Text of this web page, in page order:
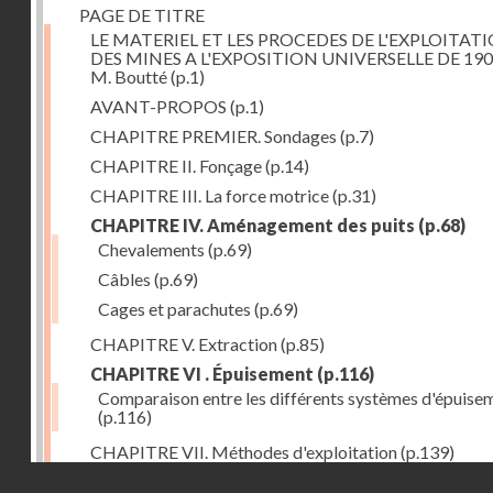
PAGE DE TITRE
LE MATERIEL ET LES PROCEDES DE
DES MINES A L'EXPOSITION UNIVERSELLE DE
M. Boutté(p.1)
AVANT-PROPOS (p.1)
CHAPITRE PREMIER. Sondages (p.7)
CHAPITRE II. Fonçage(p.14)
CHAPITRE III. La force motrice(p.31)
CHAPITRE IV. Aménagement des puits (p.68)
Chevalements (p.69)
Câbles (p.69)
Cages et parachutes (p.69)
CHAPITRE V. Extraction(p.85)
CHAPITRE VI . Épuisement (p.116)
Comparaison entre les différents systèmes
(p.116)
CHAPITRE VII. Méthodes d'exploitation(p.139)